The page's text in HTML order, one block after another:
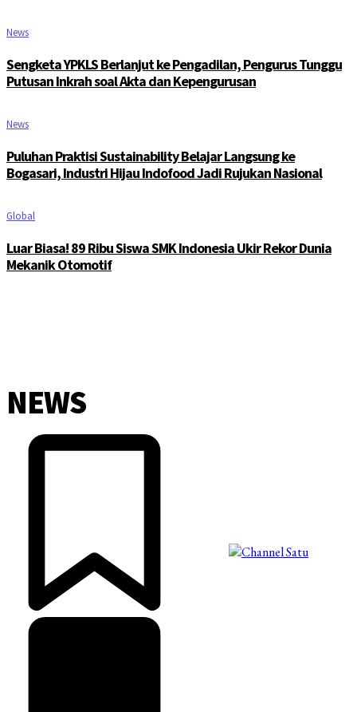
News
Sengketa YPKLS Berlanjut ke Pengadilan, Pengurus Tunggu
Putusan Inkrah soal Akta dan Kepengurusan
News
Puluhan Praktisi Sustainability Belajar Langsung ke
Bogasari, Industri Hijau Indofood Jadi Rujukan Nasional
Global
Luar Biasa! 89 Ribu Siswa SMK Indonesia Ukir Rekor Dunia
Mekanik Otomotif
NEWS